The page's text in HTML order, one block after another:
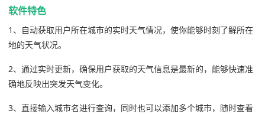
软件特色
1、自动获取用户所在城市的实时天气情况，使你能够时刻了解所在
地的天气状况。
2、通过实时更新，确保用户获取的天气信息是最新的，能够快速准
确地反映出突发天气变化。
3、直接输入城市名进行查询，同时也可以添加多个城市，随时查看